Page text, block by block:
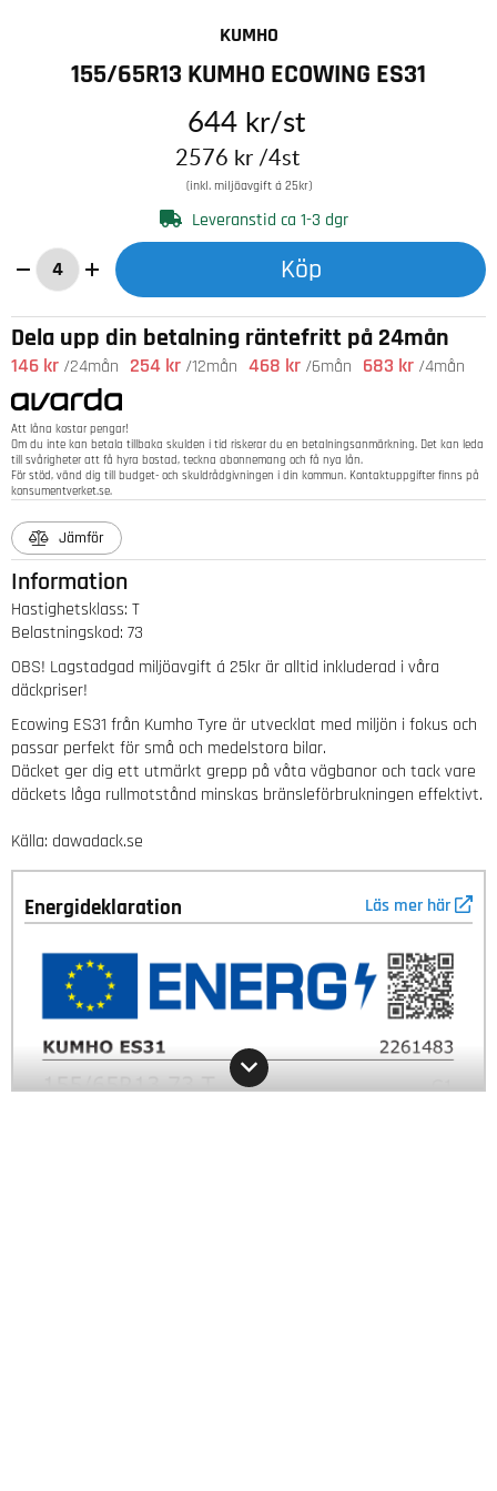
KUMHO
155/65R13 KUMHO ECOWING ES31
2576 kr /4st
644kr/st
(inkl. miljöavgift á 25kr)
Leveranstid ca 1-3 dgr
Köp
Dela upp din betalning räntefritt på 24mån
146 kr /24mån 254 kr /12mån 468 kr /6mån 683 kr /4mån
Att låna kostar pengar!
Om du inte kan betala tillbaka skulden i tid riskerar du en betalningsanmärkning. Det kan leda
till svårigheter att få hyra bostad, teckna abonnemang och få nya lån.
För stöd, vänd dig till budget- och skuldrådgivningen i din kommun. Kontaktuppgifter finns på
konsumentverket.se.
Jämför
Information
Hastighetsklass: T
Belastningskod: 73
OBS! Lagstadgad miljöavgift á 25kr är alltid inkluderad i våra
däckpriser!
Ecowing ES31 från Kumho Tyre är utvecklat med miljön i fokus och
passar perfekt för små och medelstora bilar.
Däcket ger dig ett utmärkt grepp på våta vägbanor och tack vare
däckets låga rullmotstånd minskas bränsleförbrukningen effektivt.
Källa: dawadack.se
Energideklaration Läs mer här